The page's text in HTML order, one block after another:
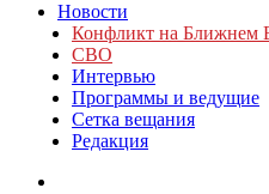
Новости
Конфликт на Ближнем
СВО
Интервью
Программы и ведущие
Сетка вещания
Редакция